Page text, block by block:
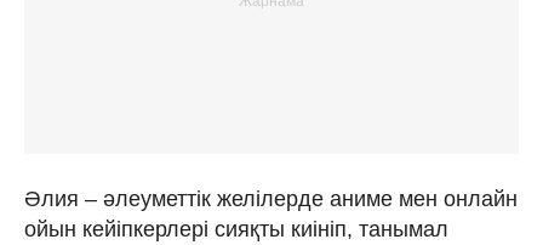
Әлия – әлеуметтік желілерде аниме мен онлайн
ойын кейіпкерлері сияқты киініп, танымал